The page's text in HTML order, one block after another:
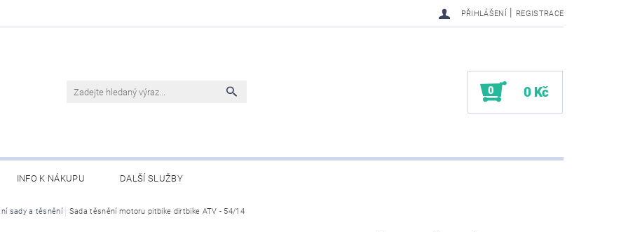
PŘIHLÁŠENÍ | REGISTRACE
0 0 Kč
INFO K NÁKUPU DALŠÍ SLUŽBY
sady a těsnění Sada těsnění motoru pitbike dirtbike ATV - 54/14